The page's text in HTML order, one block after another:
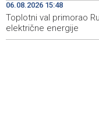
19:29
Španska krajnja
Maroka kao
06.08.2026 15:48
Toplotni val primorao
električne energije